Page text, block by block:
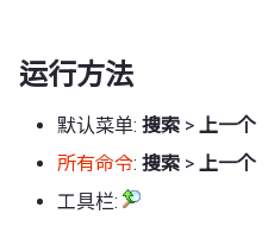
运行方法
默认菜单: 搜索 > 上一个
所有命令: 搜索 > 上一个
工具栏: